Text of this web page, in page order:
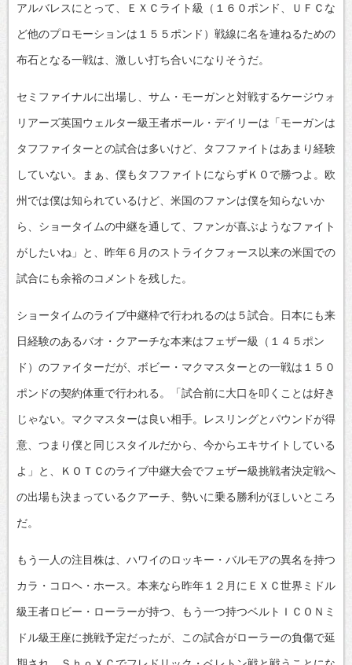
アルバレスにとって、ＥＸＣライト級（１６０ポンド、ＵＦＣな
ど他のプロモーションは１５５ポンド）戦線に名を連ねるための
布石となる一戦は、激しい打ち合いになりそうだ。
セミファイナルに出場し、サム・モーガンと対戦するケージウォ
リアーズ英国ウェルター級王者ポール・デイリーは「モーガンは
タフファイターとの試合は多いけど、タフファイトはあまり経験
していない。まぁ、僕もタフファイトにならずＫＯで勝つよ。欧
州では僕は知られているけど、米国のファンは僕を知らないか
ら、ショータイムの中継を通して、ファンが喜ぶようなファイト
がしたいね」と、昨年６月のストライクフォース以来の米国での
試合にも余裕のコメントを残した。
ショータイムのライブ中継枠で行われるのは５試合。日本にも来
日経験のあるバオ・クアーチな本来はフェザー級（１４５ポン
ド）のファイターだが、ボビー・マクマスターとの一戦は１５０
ポンドの契約体重で行われる。「試合前に大口を叩くことは好き
じゃない。マクマスターは良い相手。レスリングとパウンドが得
意、つまり僕と同じスタイルだから、今からエキサイトしている
よ」と、ＫＯＴＣのライブ中継大会でフェザー級挑戦者決定戦へ
の出場も決まっているクアーチ、勢いに乗る勝利がほしいところ
だ。
もう一人の注目株は、ハワイのロッキー・バルモアの異名を持つ
カラ・コロヘ・ホース。本来なら昨年１２月にＥＸＣ世界ミドル
級王者ロビー・ローラーが持つ、もう一つ持つベルトＩＣＯＮミ
ドル級王座に挑戦予定だったが、この試合がローラーの負傷で延